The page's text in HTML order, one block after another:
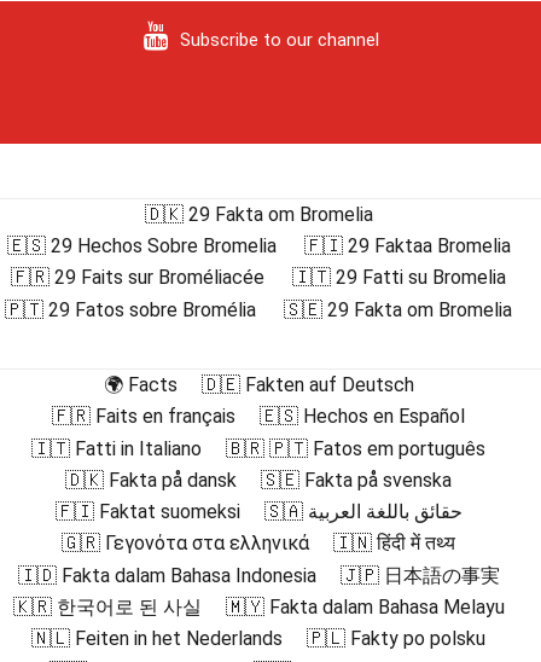
Subscribe to our channel
🇩🇰 29 Fakta om Bromelia
🇪🇸 29 Hechos Sobre Bromelia
🇫🇮 29 Faktaa Bromelia
🇫🇷 29 Faits sur Broméliacée
🇮🇹 29 Fatti su Bromelia
🇵🇹 29 Fatos sobre Bromélia
🇸🇪 29 Fakta om Bromelia
🌍 Facts
🇩🇪 Fakten auf Deutsch
🇫🇷 Faits en français
🇪🇸 Hechos en Español
🇮🇹 Fatti in Italiano
🇧🇷 🇵🇹 Fatos em português
🇩🇰 Fakta på dansk
🇸🇪 Fakta på svenska
🇫🇮 Faktat suomeksi
🇸🇦 حقائق باللغة العربية
🇬🇷 Γεγονότα στα ελληνικά
🇮🇳 हिंदी में तथ्य
🇮🇩 Fakta dalam Bahasa Indonesia
🇯🇵 日本語の事実
🇰🇷 한국어로 된 사실
🇲🇾 Fakta dalam Bahasa Melayu
🇳🇱 Feiten in het Nederlands
🇵🇱 Fakty po polsku